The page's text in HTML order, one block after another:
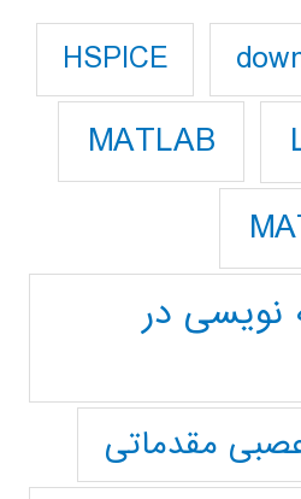
HSPICE
MATLAB
نویسی در
مقدماتی